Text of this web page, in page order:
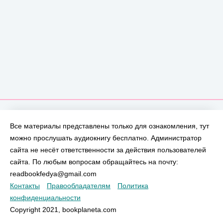
Все материалы представлены только для ознакомления, тут
можно прослушать аудиокнигу бесплатно. Администратор
сайта не несёт ответственности за действия пользователей
сайта. По любым вопросам обращайтесь на почту:
readbookfedya@gmail.com
Контакты
Правообладателям
Политика
конфиденциальности
Copyright 2021, bookplaneta.com